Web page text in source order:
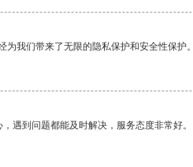
为我们带来了无限的隐私保护和安全性保护
遇到问题都能及时解决，服务态度非常好。